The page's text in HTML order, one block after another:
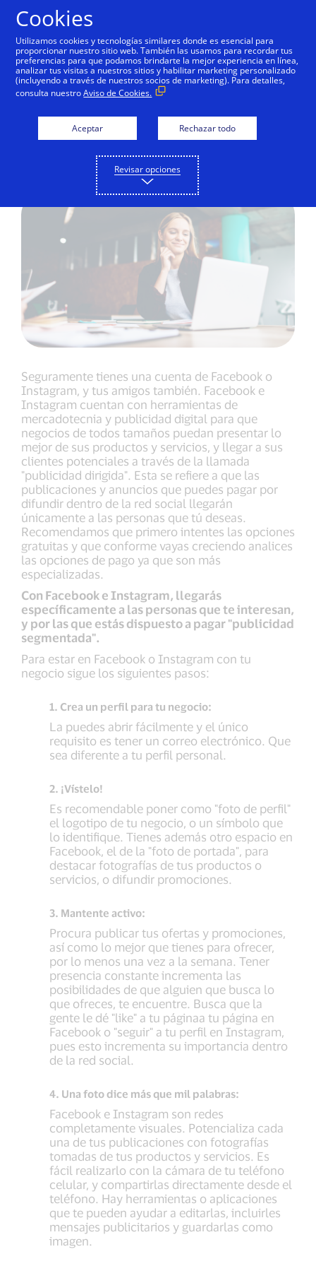
EDUCACIÓN DIGITAL
Facebook e Instagram
pueden ayudar a traer
más clientes
Seguramente tienes una cuenta de Facebook o
Instagram, y tus amigos también. Facebook e
Instagram cuentan con herramientas de
mercadotecnia y publicidad digital para que
negocios de todos tamaños puedan presentar lo
mejor de sus productos y servicios, y llegar a sus
clientes potenciales a través de la llamada
"publicidad dirigida". Esta se refiere a que las
publicaciones y anuncios que puedes pagar por
difundir dentro de la red social llegarán
únicamente a las personas que tú deseas.
Recomendamos que primero intentes las opciones
gratuitas y que conforme vayas creciendo analices
las opciones de pago ya que son más
especializadas.
Con Facebook e Instagram, llegarás
específicamente a las personas que te interesan,
y por las que estás dispuesto a pagar "publicidad
segmentada".
Para estar en Facebook o Instagram con tu
negocio sigue los siguientes pasos:
1. Crea un perfil para tu negocio:
La puedes abrir fácilmente y el único
requisito es tener un correo electrónico. Que
sea diferente a tu perfil personal.
2. ¡Vístelo!
Es recomendable poner como "foto de perfil"
el logotipo de tu negocio, o un símbolo que
lo identifique. Tienes además otro espacio en
Facebook, el de la "foto de portada", para
destacar fotografías de tus productos o
servicios, o difundir promociones.
3. Mantente activo:
Procura publicar tus ofertas y promociones,
así como lo mejor que tienes para ofrecer,
por lo menos una vez a la semana. Tener
presencia constante incrementa las
posibilidades de que alguien que busca lo
que ofreces, te encuentre. Busca que la
gente le dé "like" a tu páginaa tu página en
Facebook o "seguir" a tu perfil en Instagram,
pues esto incrementa su importancia dentro
de la red social.
4. Una foto dice más que mil palabras:
Facebook e Instagram son redes
completamente visuales. Potencializa cada
una de tus publicaciones con fotografías
tomadas de tus productos y servicios. Es
fácil realizarlo con la cámara de tu teléfono
celular, y compartirlas directamente desde el
teléfono. Hay herramientas o aplicaciones
que te pueden ayudar a editarlas, incluirles
mensajes publicitarios y guardarlas como
imagen.
Cookies
Utilizamos cookies y tecnologías similares donde es esencial para
proporcionar nuestro sitio web. También las usamos para recordar tus
preferencias para que podamos brindarte la mejor experiencia en línea,
analizar tus visitas a nuestros sitios y habilitar marketing personalizado
(incluyendo a través de nuestros socios de marketing). Para detalles,
consulta nuestroAviso de Cookies.
Aceptar Rechazar todo
Revisar opciones